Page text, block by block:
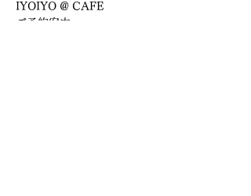
IYOIYO @ CAFE
ご予約案内